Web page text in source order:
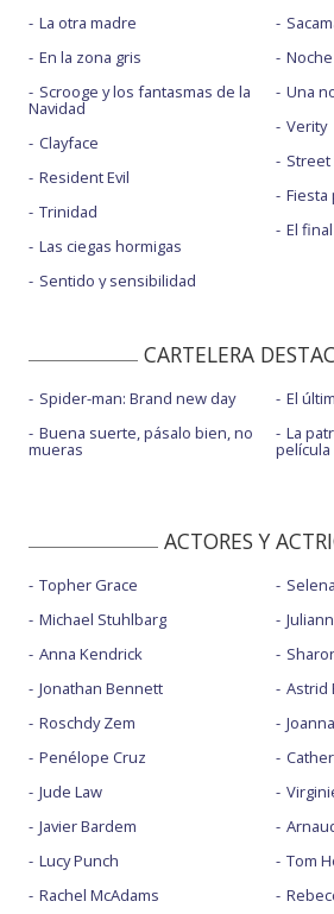
La otra madre
En la zona gris
Scrooge y los fantasmas de la
Navidad
Clayface
Resident Evil
Trinidad
Las ciegas hormigas
Sentido y sensibilidad
Una
Verity
Street
Fiesta
El
CARTELERA
Spider-man: Brand new day
Buena suerte, pásalo bien, no
mueras
El
La
película
ACTORES Y
Topher Grace
Michael Stuhlbarg
Anna Kendrick
Jonathan Bennett
Roschdy Zem
Penélope Cruz
Jude Law
Javier Bardem
Lucy Punch
Rachel McAdams
Astrid
Tom